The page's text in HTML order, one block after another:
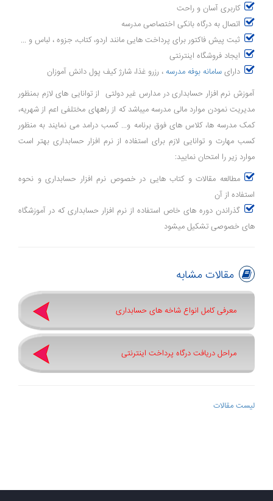
کاربری آسان و راحت
اتصال به درگاه بانکی اختصاصی مدرسه
ثبت پیش فاکتور برای پرداخت هایی مانند اردو، کتاب، جزوه ، لباس و ...
ایجاد فروشگاه اینترنتی
دارای سامانه بوفه مدرسه ، رزرو غذا، شارژ کیف پول دانش آموزان
آموزش نرم افزار حسابداری در مدارس غیر دولتی از توانایی های لازم بمنظور
مدیریت نمودن موارد مالی مدرسه میباشد که از راههای مختلفی اعم از شهریه،
کمک‌ مدرسه ها، کلاس های فوق برنامه و... کسب درامد می نمایند به منظور
کسب مهارت و توانایی لازم برای استفاده از نرم افزار حسابداری بهتر است
موارد زیر را امتحان نمایید:
مطالعه مقالات و کتاب هایی در خصوص نرم افزار حسابداری و نحوه
استفاده از آن
گذراندن دوره های خاص استفاده از نرم افزار حسابداری که در آموزشگاه
های خصوصی تشکیل میشود
مقالات مشابه
معرفی کامل انواع شاخه های حسابداری
مراحل دریافت درگاه پرداخت اینترنتی
لیست مقالات